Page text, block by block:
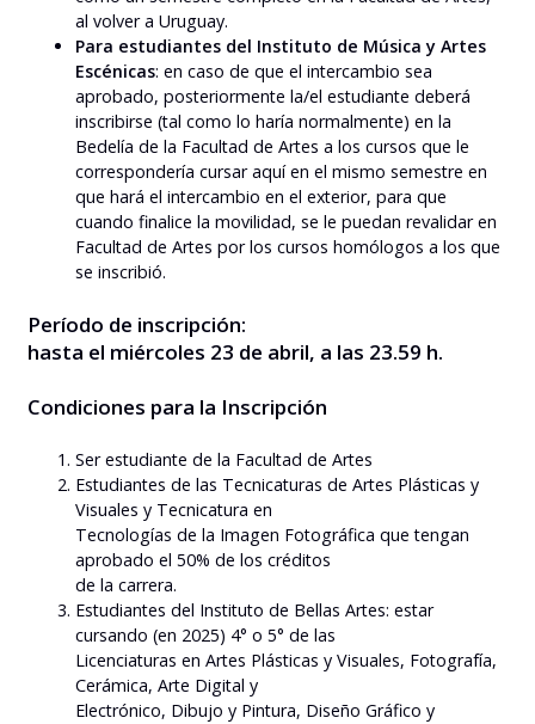
al volver a Uruguay.
Para estudiantes del Instituto de Música y Artes
Escénicas: en caso de que el intercambio sea
aprobado, posteriormente la/el estudiante deberá
inscribirse (tal como lo haría normalmente) en la
Bedelía de la Facultad de Artes a los cursos que le
correspondería cursar aquí en el mismo semestre en
que hará el intercambio en el exterior, para que
cuando finalice la movilidad, se le puedan revalidar en
Facultad de Artes por los cursos homólogos a los que
se inscribió.
Período de inscripción:
hasta el miércoles 23 de abril, a las 23.59 h.
Condiciones para la Inscripción
Ser estudiante de la Facultad de Artes
Estudiantes de las Tecnicaturas de Artes Plásticas y
Visuales y Tecnicatura en
Tecnologías de la Imagen Fotográfica que tengan
aprobado el 50% de los créditos
de la carrera.
Estudiantes del Instituto de Bellas Artes: estar
cursando (en 2025) 4° o 5° de las
Licenciaturas en Artes Plásticas y Visuales, Fotografía,
Cerámica, Arte Digital y
Electrónico, Dibujo y Pintura, Diseño Gráfico y